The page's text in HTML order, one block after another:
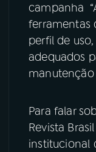
06
ÚLTIMAS
FESTIVAL
ACOMPANHE A
campanha
ferramentas
perfil de
adequados
manutenção
Para falar
Revista
institucional